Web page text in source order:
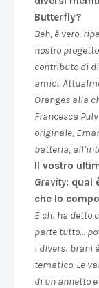
Butterfly?
Beh, è vero,
nostro
contributo di
amici.
Oranges alla
Francesca
originale,
batteria,
Il vostro
Gravity: qual
che lo
E chi ha detto
parte tutto…
i diversi brani
tematico. Le
di un annetto